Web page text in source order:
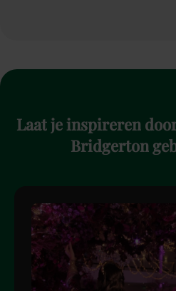
Laatjeinspireren
Bridgerton